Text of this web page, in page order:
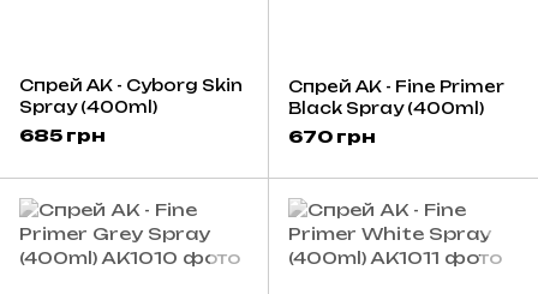
Спрей AK - Cyborg Skin
Spray (400ml)
685 грн
Спрей AK - Fine Primer
Black Spray (400ml)
670 грн